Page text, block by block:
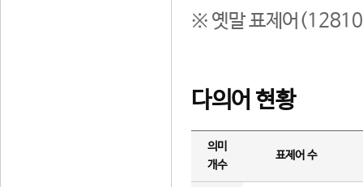
※ 옛말 표제어(12810
다의어 현황
의미
개수
표제어 수